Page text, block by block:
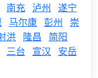
南充 泸州 遂宁
马尔康 彭州
崇
洪 隆昌
简阳
三台 宣汉
安岳